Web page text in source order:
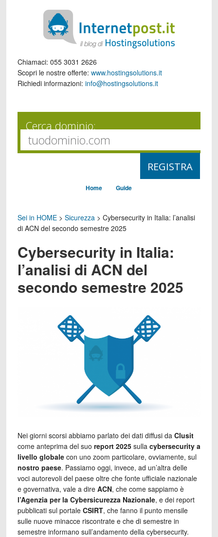
Chiamaci: 055 3031 2626
Scopri le nostre offerte: www.hostingsolutions.it
Richiedi informazioni: info@hostingsolutions.it
Cerca dominio:
Home Guide
Sei in HOME> Sicurezza> Cybersecurity in Italia: l’analisi
di ACN del secondo semestre 2025
Cybersecurity in Italia:
l’analisi di ACN del
secondo semestre 2025
Nei giorni scorsi abbiamo parlato dei dati diffusi da Clusit
come anteprima del suo report 2025sulla cybersecurity a
livello globalecon uno zoom particolare, ovviamente, sul
nostro paese. Passiamo oggi, invece, ad un’altra delle
voci autorevoli del paese oltre che fonte ufficiale nazionale
e governativa, vale a dire ACN, che come sappiamo è
l’Agenzia per la Cybersicurezza Nazionale, e dei report
pubblicati sul portale CSIRT, che fanno il punto mensile
sulle nuove minacce riscontrate e che di semestre in
semestre informano sull’andamento della cybersecurity.